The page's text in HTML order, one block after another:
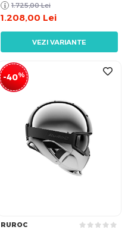
1.725,00 Lei
1.208,00 Lei
VEZI VARIANTE
-40%
RUROC